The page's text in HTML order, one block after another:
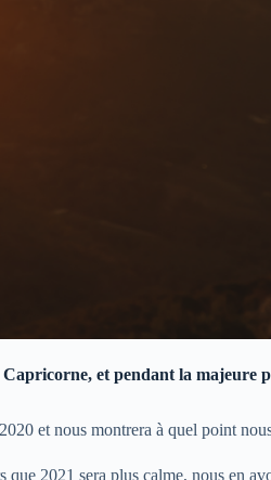
et pendant la majeure
et nous montrera à quel point
2021 sera plus calme, nous en